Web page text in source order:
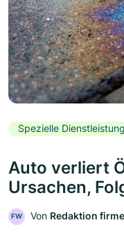
Spezielle
Auto verliert
Ursachen,
FW Von Redaktion